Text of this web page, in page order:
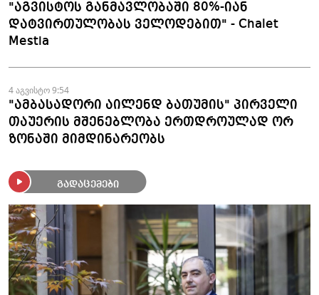
"აგვისტოს განმავლობაში 80%-იან
დატვირთულობას ველოდებით" - Chalet
Mestia
4 აგვისტო 9:54
"ამბასადორი აილენდ ბათუმის" პირველი
თაუერის მშენებლობა ერთდროულად ორ
ზონაში მიმდინარეობს
გადაცემები